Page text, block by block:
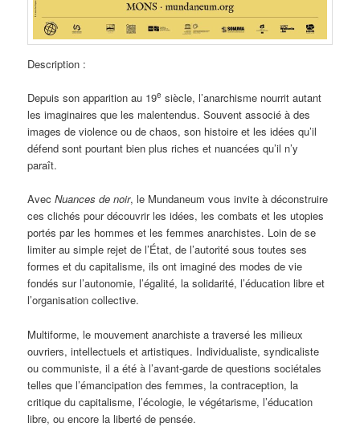
Description :
Depuis son apparition au 19e siècle, l’anarchisme nourrit autant
les imaginaires que les malentendus. Souvent associé à des
images de violence ou de chaos, son histoire et les idées qu’il
défend sont pourtant bien plus riches et nuancées qu’il n’y
paraît.
AvecNuances de noir, le Mundaneum vous invite à déconstruire
ces clichés pour découvrir les idées, les combats et les utopies
portés par les hommes et les femmes anarchistes. Loin de se
limiter au simple rejet de l’État, de l’autorité sous toutes ses
formes et du capitalisme, ils ont imaginé des modes de vie
fondés sur l’autonomie, l’égalité, la solidarité, l’éducation libre et
l’organisation collective.
Multiforme, le mouvement anarchiste a traversé les milieux
ouvriers, intellectuels et artistiques. Individualiste, syndicaliste
ou communiste, il a été à l’avant-garde de questions sociétales
telles que l’émancipation des femmes, la contraception, la
critique du capitalisme, l’écologie, le végétarisme, l’éducation
libre, ou encore la liberté de pensée.